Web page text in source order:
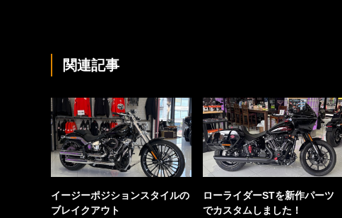
関連記事
イージーポジションスタイルの
ブレイクアウト
ローライダーSTを新作パーツ
でカスタムしました！